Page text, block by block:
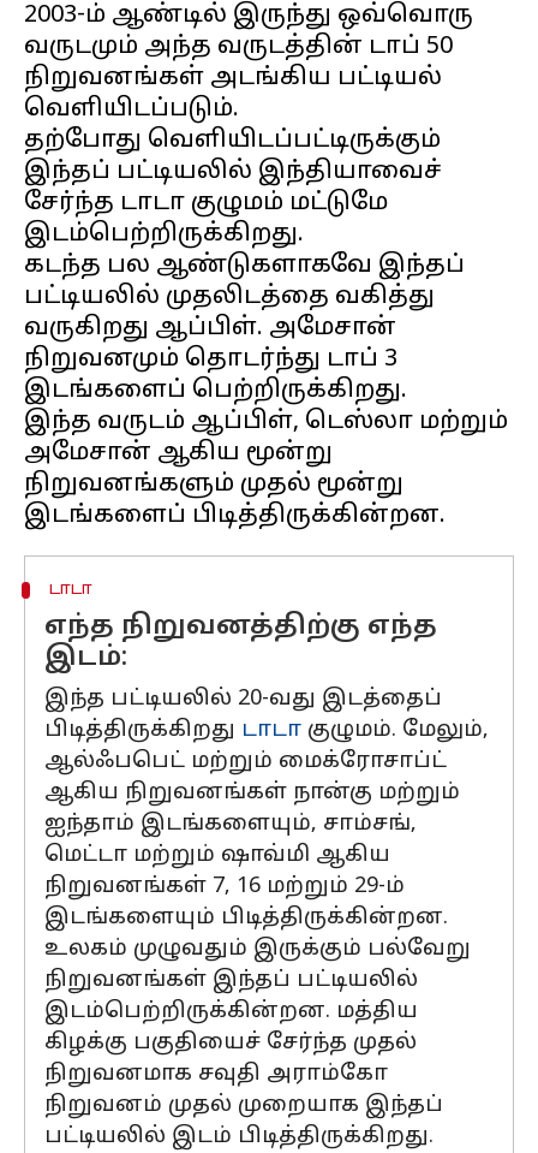
2003-ம் ஆண்டில் இருந்து ஒவ்வொரு
வருடமும் அந்த வருடத்தின் டாப் 50
நிறுவனங்கள் அடங்கிய பட்டியல்
வெளியிடப்படும்.
தற்போது வெளியிடப்பட்டிருக்கும்
இந்தப் பட்டியலில் இந்தியாவைச்
சேர்ந்த டாடா குழுமம் மட்டுமே
இடம்பெற்றிருக்கிறது.
கடந்த பல ஆண்டுகளாகவே இந்தப்
பட்டியலில் முதலிடத்தை வகித்து
வருகிறது ஆப்பிள். அமேசான்
நிறுவனமும் தொடர்ந்து டாப் 3
இடங்களைப் பெற்றிருக்கிறது.
இந்த வருடம் ஆப்பிள், டெஸ்லா மற்றும்
அமேசான் ஆகிய மூன்று
நிறுவனங்களும் முதல் மூன்று
டாடா
எந்த நிறுவனத்திற்கு எந்த
இடம்:
இந்த பட்டியலில் 20-வது இடத்தைப்
பிடித்திருக்கிறது டாடா குழுமம். மேலும்,
ஆல்ஃபபெட் மற்றும் மைக்ரோசாப்ட்
ஆகிய நிறுவனங்கள் நான்கு மற்றும்
ஐந்தாம் இடங்களையும், சாம்சங்,
மெட்டா மற்றும் ஷாவ்மி ஆகிய
நிறுவனங்கள் 7, 16 மற்றும் 29-ம்
இடங்களையும் பிடித்திருக்கின்றன.
உலகம் முழுவதும் இருக்கும் பல்வேறு
நிறுவனங்கள் இந்தப் பட்டியலில்
இடம்பெற்றிருக்கின்றன. மத்திய
கிழக்கு பகுதியைச் சேர்ந்த முதல்
நிறுவனமாக சவுதி அராம்கோ
நிறுவனம் முதல் முறையாக இந்தப்
பட்டியலில் இடம் பிடித்திருக்கிறது.